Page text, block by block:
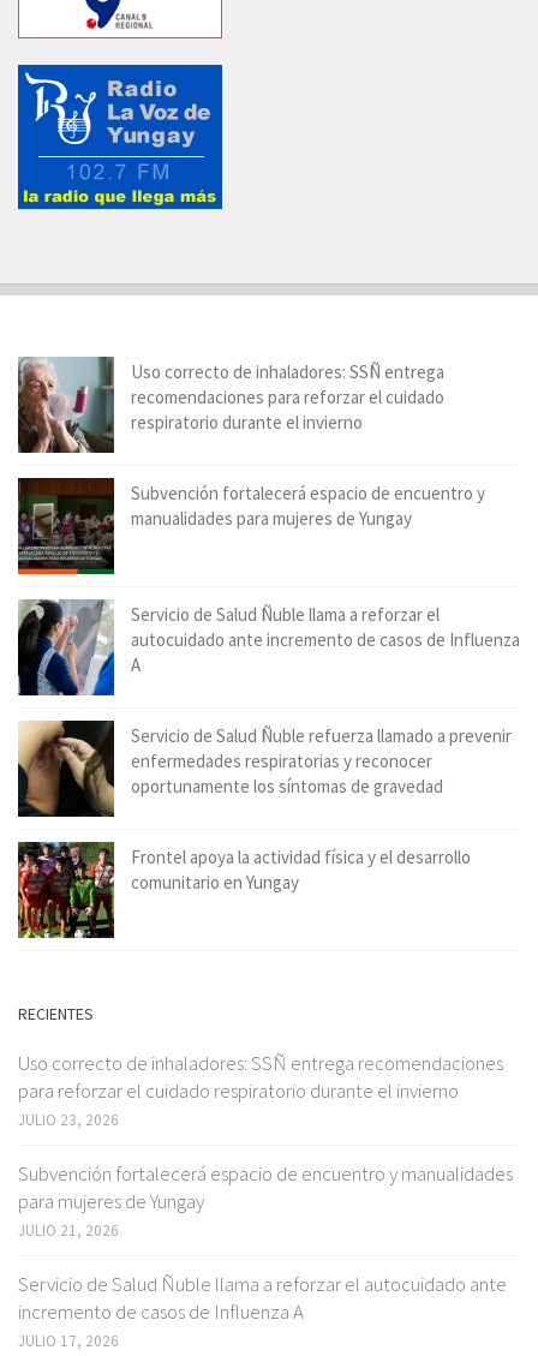
Uso correcto de inhaladores: SSÑ entrega
recomendaciones para reforzar el cuidado
respiratorio durante el invierno
Subvención fortalecerá espacio de encuentro y
manualidades para mujeres de Yungay
Servicio de Salud Ñuble llama a reforzar el
autocuidado ante incremento de casos de Influenza
A
Servicio de Salud Ñuble refuerza llamado a prevenir
enfermedades respiratorias y reconocer
oportunamente los síntomas de gravedad
Frontel apoya la actividad física y el desarrollo
comunitario en Yungay
RECIENTES
Uso correcto de inhaladores: SSÑ entrega recomendaciones
para reforzar el cuidado respiratorio durante el invierno
JULIO 23, 2026
Subvención fortalecerá espacio de encuentro y manualidades
para mujeres de Yungay
JULIO 21, 2026
Servicio de Salud Ñuble llama a reforzar el autocuidado ante
incremento de casos de Influenza A
JULIO 17, 2026